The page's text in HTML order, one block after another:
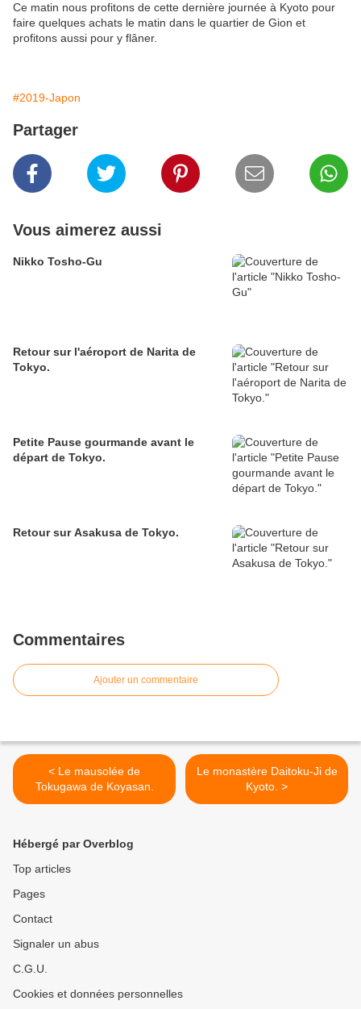
Ce matin nous profitons de cette dernière journée à Kyoto pour
faire quelques achats le matin dans le quartier de Gion et
profitons aussi pour y flâner.
#2019-Japon
Partager
Vous aimerez aussi
Nikko Tosho-Gu
Retour sur l'aéroport de Narita de
Tokyo.
Petite Pause gourmande avant le
départ de Tokyo.
Retour sur Asakusa de Tokyo.
Commentaires
Ajouter un commentaire
< Le mausolée de
Tokugawa de Koyasan.
Le monastère Daitoku-Ji de
Kyoto. >
Hébergé par Overblog
Top articles
Pages
Contact
Signaler un abus
C.G.U.
Cookies et données personnelles